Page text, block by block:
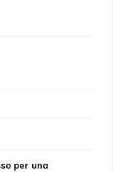
per una